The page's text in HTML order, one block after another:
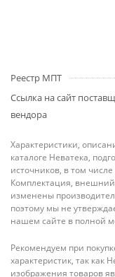
Реестр МПТ
Ссылка на сайт
вендора
Характеристики,
каталоге Неватека,
источников, в том
Комплектация, внешний
изменены
поэтому мы не
нашем сайте в полной
Рекомендуем при
характеристик, так как
изображения товаров